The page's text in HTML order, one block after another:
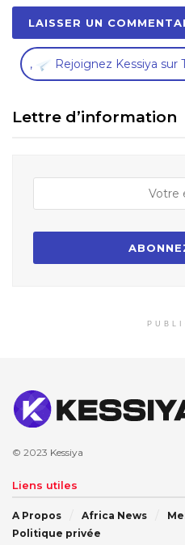
, Rejoignez Kessiya sur
Lettre d’information
© 2023 Kessiya
Liens utiles
A Propos Africa News
Politique privée